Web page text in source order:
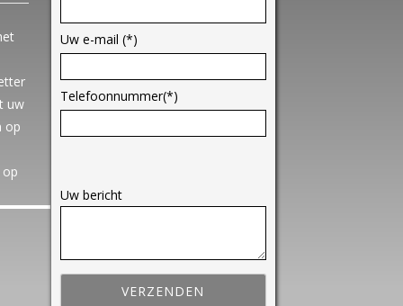
uw
op
Uw e-mail (*)
Telefoonnummer(*)
e
e
Uw bericht